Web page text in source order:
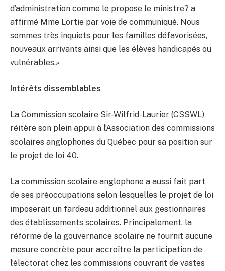
d’administration comme le propose le ministre? a
affirmé Mme Lortie par voie de communiqué. Nous
sommes très inquiets pour les familles défavorisées,
nouveaux arrivants ainsi que les élèves handicapés ou
vulnérables.»
Intérêts dissemblables
La Commission scolaire Sir-Wilfrid-Laurier (CSSWL)
réitère son plein appui à l’Association des commissions
scolaires anglophones du Québec pour sa position sur
le projet de loi 40.
La commission scolaire anglophone a aussi fait part
de ses préoccupations selon lesquelles le projet de loi
imposerait un fardeau additionnel aux gestionnaires
des établissements scolaires. Principalement, la
réforme de la gouvernance scolaire ne fournit aucune
mesure concrète pour accroître la participation de
l’électorat chez les commissions couvrant de vastes